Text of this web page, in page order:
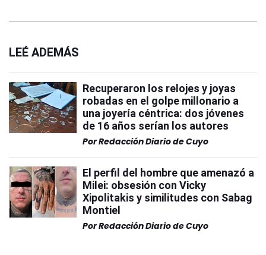
LEÉ ADEMÁS
Recuperaron los relojes y joyas
robadas en el golpe millonario a
una joyería céntrica: dos jóvenes
de 16 años serían los autores
PorRedacción Diario de Cuyo
El perfil del hombre que amenazó a
Milei: obsesión con Vicky
Xipolitakis y similitudes con Sabag
Montiel
PorRedacción Diario de Cuyo